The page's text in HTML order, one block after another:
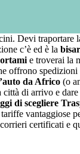
Devi traportare
c’è ed è la
e troverai la
offrono spedizioni
da Africo (o
di arrivo e
di scegliere
vantaggiose
certificati e